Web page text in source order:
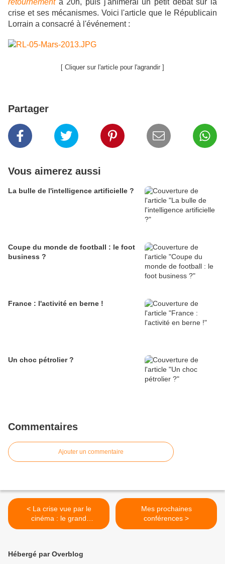
retournementà 20h, puis j'animerai un petit débat sur la
crise et ses mécanismes. Voici l'article que le Républicain
Lorrain a consacré à l'événement :
[ Cliquer sur l'article pour l'agrandir ]
Partager
Vous aimerez aussi
La bulle de l'intelligence artificielle ?
Coupe du monde de football : le foot
business ?
France : l'activité en berne !
Un choc pétrolier ?
Commentaires
Ajouter un commentaire
< La crise vue par le
cinéma : le grand
retournement
Mes prochaines
conférences >
Hébergé par Overblog